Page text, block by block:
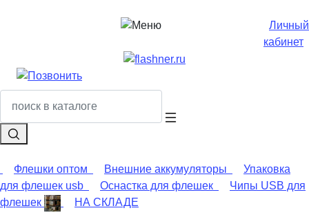
Личный
кабинет
Флешки оптом Внешние аккумуляторы
Упаковка
для флешек usb
Оснастка для флешек
Чипы USB для
флешек
НА СКЛАДЕ